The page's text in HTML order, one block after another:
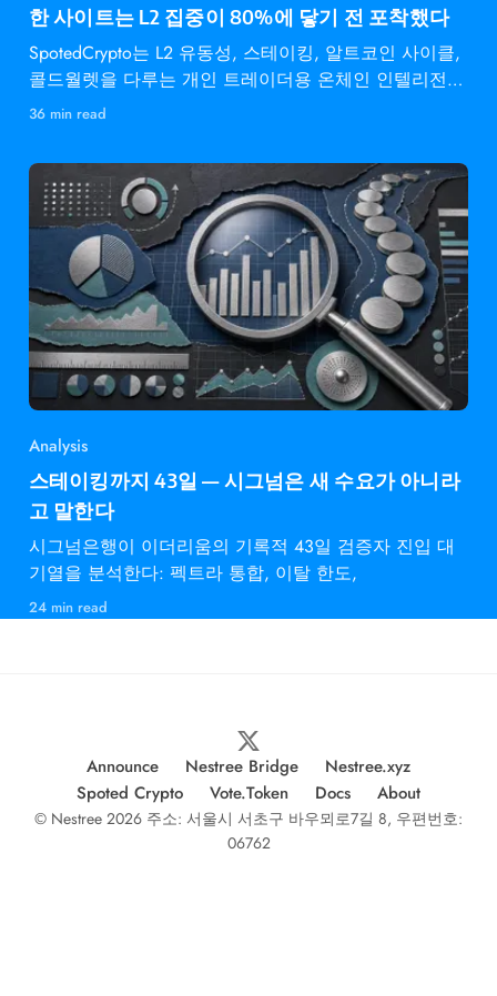
한 사이트는 L2 집중이 80%에 닿기 전 포착했다
SpotedCrypto는 L2 유동성, 스테이킹, 알트코인 사이클,
콜드월렛을 다루는 개인 트레이더용 온체인 인텔리전스
다.
36 min read
Analysis
스테이킹까지 43일 — 시그넘은 새 수요가 아니라
고 말한다
시그넘은행이 이더리움의 기록적 43일 검증자 진입 대
기열을 분석한다: 펙트라 통합, 이탈 한도,
24 min read
Announce Nestree Bridge
Nestree.xyz
Spoted Crypto
Vote.Token Docs About
© Nestree 2026 주소: 서울시 서초구 바우뫼로7길 8, 우편번호:
06762